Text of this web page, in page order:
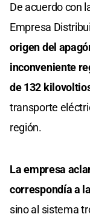
De acuerdo con
Empresa
origen del
inconveniente
de 132
transporte
región.
La empresa
correspondía a
sino al sistema